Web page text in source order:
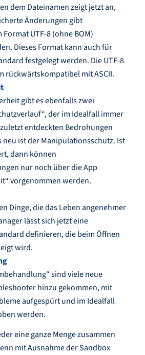
dem Dateinamen zeigt jetzt an,
Änderungen gibt
UTF-8 (ohne BOM)
Dieses Format kann auch für
festgelegt werden. Die UTF-8
rückwärtskompatibel mit ASCII.
gibt es ebenfalls zwei
der im Idealfall immer
entdeckten Bedrohungen
neu ist der Manipulationsschutz. Ist
dann können
nur noch über die App
vorgenommen werden.
Dinge, die das Leben angenehmer
lässt sich jetzt eine
definieren, die beim Öffnen
wird.
sind viele neue
hinzu gekommen, mit
aufgespürt und im Idealfall
werden.
eine ganze Menge zusammen
mit Ausnahme der Sandbox